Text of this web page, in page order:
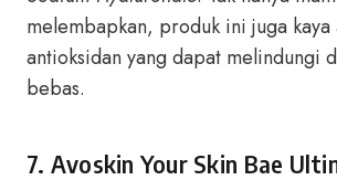
melembapkan, produk ini juga kaya
antioksidan yang dapat melindungi
bebas.
7. Avoskin Your Skin Bae